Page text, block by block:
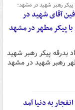
پیکر رهبر شهید در مشهد؛
آقای شهید در
پیکر مطهر در مشهد
بدرقه پیکر رهبر شهید
رهبر شهید در مشهد
به دنیا آمد